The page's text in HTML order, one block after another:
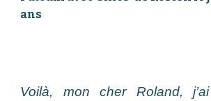
ans
Voilà, mon cher Roland,